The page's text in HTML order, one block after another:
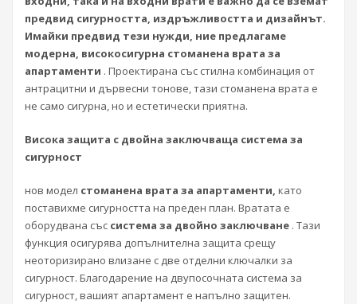
предвид сигурността, издръжливостта и дизайнът.
Имайки предвид тези нужди, ние предлагаме
модерна, високосигурна стоманена врата за
апартаменти . Проектирана със стилна комбинация от
антрацитни и дървесни тонове, тази стоманена врата е
не само сигурна, но и естетически приятна.
Висока защита с двойна заключваща система за
сигурност
нов модел стоманена врата за апартаменти, като
поставихме сигурността на преден план. Вратата е
оборудвана със система за двойно заключване . Тази
функция осигурява допълнителна защита срещу
неоторизирано влизане с две отделни ключалки за
сигурност. Благодарение на двупосочната система за
сигурност, вашият апартамент е напълно защитен.